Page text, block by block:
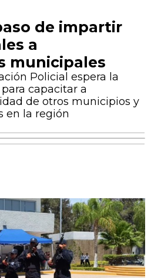
de impartir
a
municipales
Policial espera la
capacitar a
de otros municipios y
en la región